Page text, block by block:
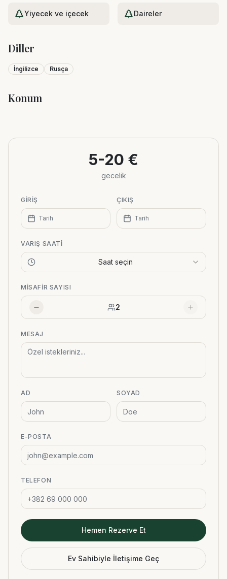
Yiyecek ve içecek Daireler
Diller
İngilizce Rusça
Konum
−
5-20 €
gecelik
GIRIŞ
Tarih
ÇIKIŞ
Tarih
VARIŞ SAATI
Saat seçin
MISAFIR SAYISI
2
MESAJ
AD SOYAD
E-POSTA
TELEFON
Hemen Rezerve Et
Ev Sahibiyle İletişime Geç